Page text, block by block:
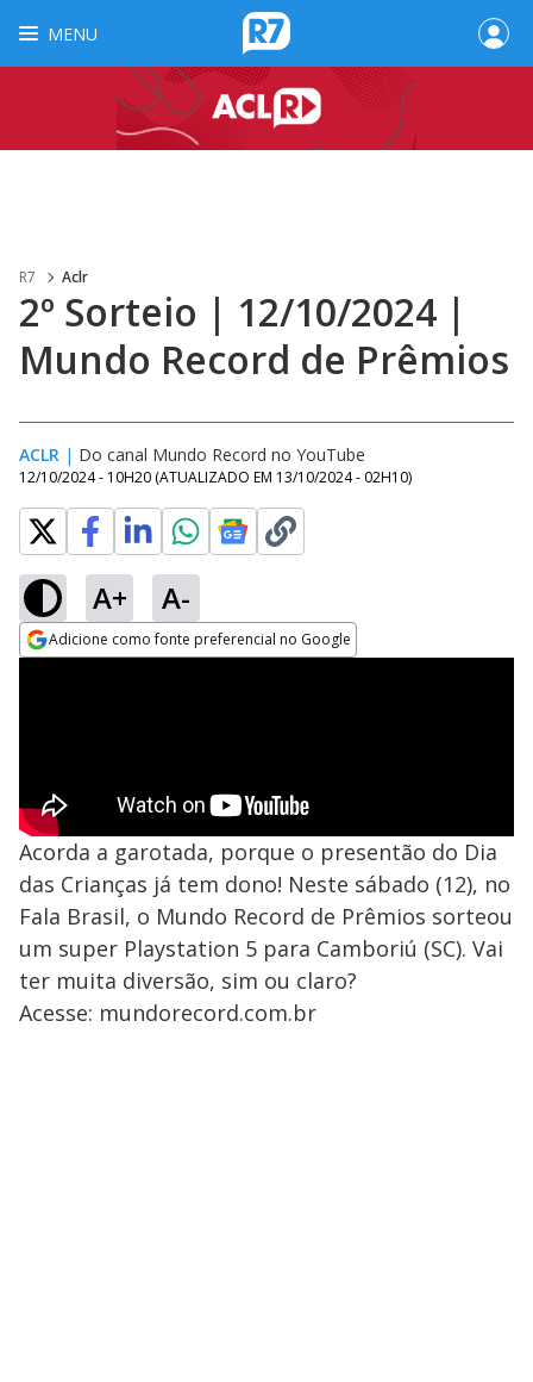
MENU
R7 Aclr
2º Sorteio | 12/10/2024 |
Mundo Record de Prêmios
ACLR | Do canal Mundo Record no YouTube
12/10/2024 - 10H20 (ATUALIZADO EM 13/10/2024 - 02H10)
A+ A-
Adicione como fonte preferencial no Google
Acorda a garotada, porque o presentão do Dia
das Crianças já tem dono! Neste sábado (12), no
Fala Brasil, o Mundo Record de Prêmios sorteou
um super Playstation 5 para Camboriú (SC). Vai
ter muita diversão, sim ou claro?
Acesse: mundorecord.com.br